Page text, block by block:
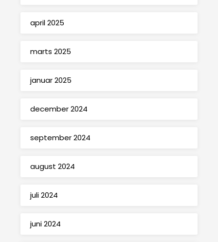
april 2025
marts 2025
januar 2025
december 2024
september 2024
august 2024
juli 2024
juni 2024